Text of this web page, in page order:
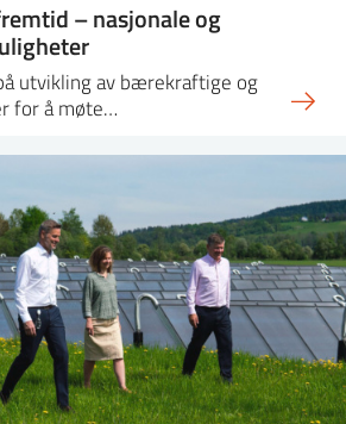
– nasjonale og
utvikling av bærekraftige og
for å møte…